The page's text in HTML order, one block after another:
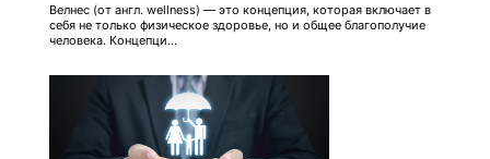
Велнес (от англ. wellness) — это концепция, которая включает в
себя не только физическое здоровье, но и общее благополучие
человека. Концепци...